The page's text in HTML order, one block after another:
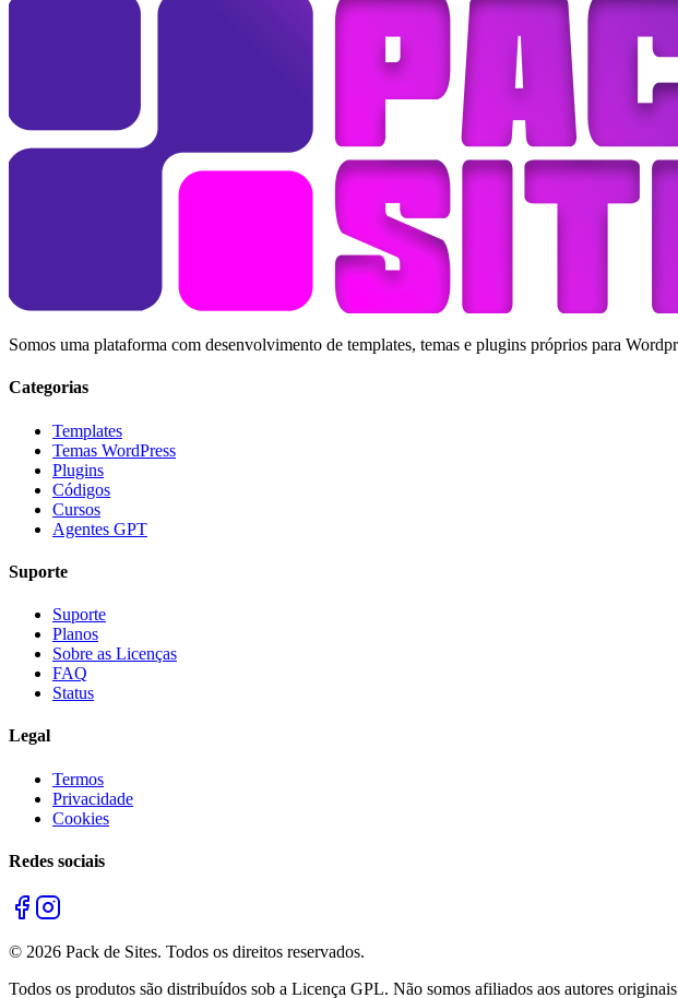
Somos uma plataforma com desenvolvimento de templates, temas e plugins próprios para
Categorias
Templates
Temas WordPress
Plugins
Códigos
Cursos
Agentes GPT
Suporte
Suporte
Planos
Sobre as Licenças
FAQ
Status
Legal
Termos
Privacidade
Cookies
Redes sociais
© 2026 Pack de Sites. Todos os direitos reservados.
Todos os produtos são distribuídos sob a Licença GPL. Não somos afiliados aos autores